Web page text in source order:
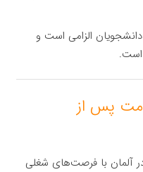
الزامی است و
پس از
آلمان با فرصت‌های شغلی